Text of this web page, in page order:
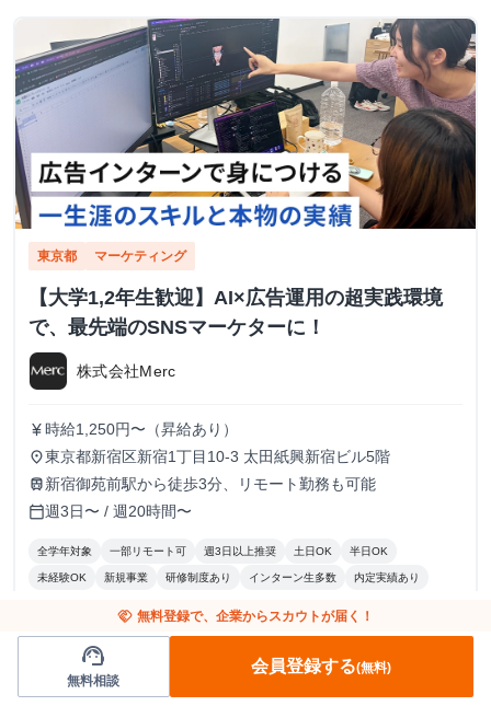
東京都 マーケティング
【大学1,2年生歓迎】AI×広告運用の超実践環境
で、最先端のSNSマーケターに！
株式会社Merc
currency_yen 時給1,250円〜（昇給あり）
place東京都新宿区新宿1丁目10-3 太田紙興新宿ビル5階
train 新宿御苑前駅から徒歩3分、リモート勤務も可能
calendar_today週3日〜 / 週20時間〜
全学年対象 一部リモート可 週3日以上推奨 土日OK 半日OK
未経験OK 新規事業 研修制度あり インターン生多数 内定実績あり
お気に入り 求人を見る
handshake 無料登録で、企業からスカウトが届く！
support_agent
無料相談
会員登録する(無料)